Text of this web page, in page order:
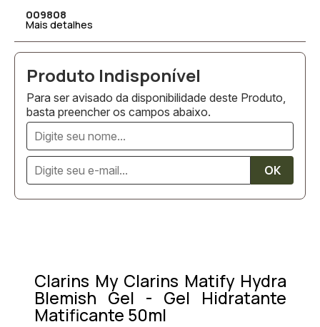
009808
Mais detalhes
Para ser avisado da disponibilidade deste Produto,
basta preencher os campos abaixo.
Clarins My Clarins Matify Hydra
Blemish Gel - Gel Hidratante
Matificante 50ml